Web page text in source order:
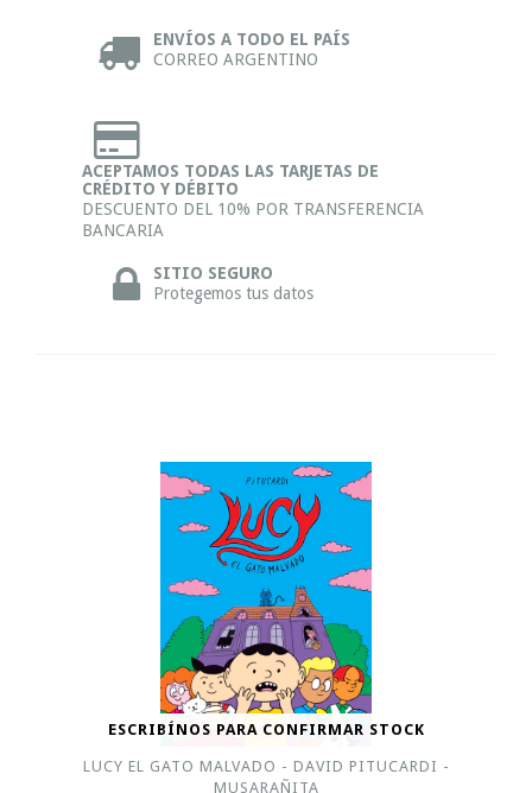
ENVÍOS A TODO EL PAÍS
CORREO ARGENTINO
ACEPTAMOS TODAS LAS TARJETAS DE
CRÉDITO Y DÉBITO
DESCUENTO DEL 10% POR TRANSFERENCIA
BANCARIA
SITIO SEGURO
Protegemos tus datos
ESCRIBÍNOS PARA CONFIRMAR STOCK
LUCY EL GATO MALVADO - DAVID PITUCARDI -
MUSARAÑITA